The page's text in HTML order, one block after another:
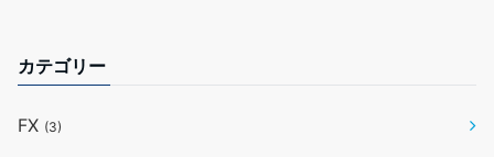
カテゴリー
FX (3)